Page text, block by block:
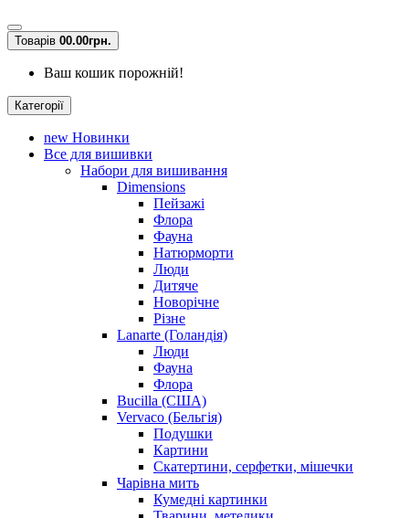
Товарів 00.00грн.
Ваш кошик порожній!
Категорії
new Новинки
Все для вишивки
Набори для вишивання
Dimensions
Пейзажі
Флора
Фауна
Натюрморти
Люди
Дитяче
Новорічне
Різне
Lanarte (Голандія)
Люди
Фауна
Флора
Bucilla (США)
Vervaco (Бельгія)
Подушки
Картини
Скатертини, серфетки, мішечки
Чарiвна мить
Кумедні картинки